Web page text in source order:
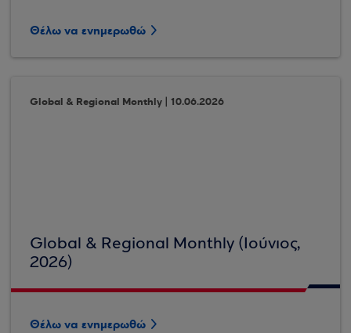
Θέλω να ενημερωθώ
Global & Regional Monthly | 10.06.2026
Global & Regional Monthly (Ιούνιος,
2026)
Θέλω να ενημερωθώ